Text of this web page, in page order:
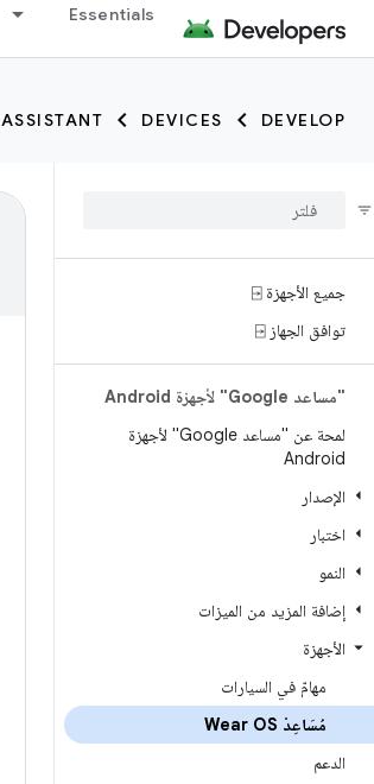
Essentials
DEVELOP
DEVICES
ASSISTANT
جميع الأجهزة ⍈
توافق الجهاز ⍈
"مساعد Google" لأجهزة Android
لمحة عن "مساعد Google" لأجهزة
Android
الإصدار
اختبار
النمو
إضافة المزيد من الميزات
الأجهزة
مهامّ في السيارات
مُسَاعِدْ Wear OS
الدعم